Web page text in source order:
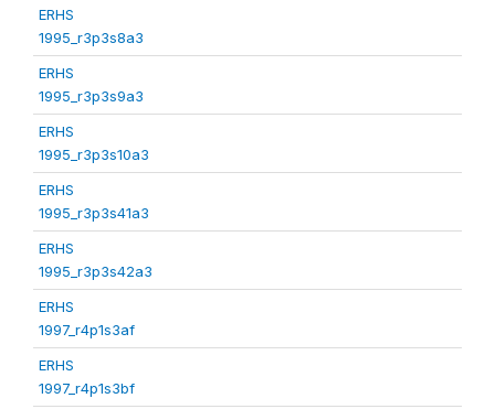
ERHS
1995_r3p3s8a3
ERHS
1995_r3p3s9a3
ERHS
1995_r3p3s10a3
ERHS
1995_r3p3s41a3
ERHS
1995_r3p3s42a3
ERHS
1997_r4p1s3af
ERHS
1997_r4p1s3bf